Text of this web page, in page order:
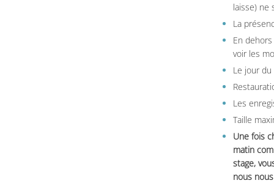
laisse) ne
La
En
voir les
Le jour
Les
Taille
Une fois
matin
stage,
nous